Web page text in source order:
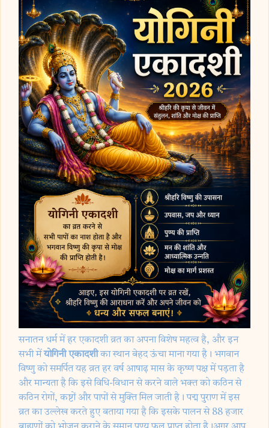
सनातन धर्म में हर एकादशी व्रत का अपना विशेष महत्व है, और इन
सभी मेंयोगिनी एकादशीका स्थान बेहद ऊंचा माना गया है। भगवान
विष्णु को समर्पित यह व्रत हर वर्ष आषाढ़ मास के कृष्ण पक्ष में पड़ता है
और मान्यता है कि इसे विधि-विधान से करने वाले भक्त को कठिन से
कठिन रोगों, कष्टों और पापों से मुक्ति मिल जाती है। पद्म पुराण में इस
व्रत का उल्लेख करते हुए बताया गया है कि इसके पालन से 88 हजार